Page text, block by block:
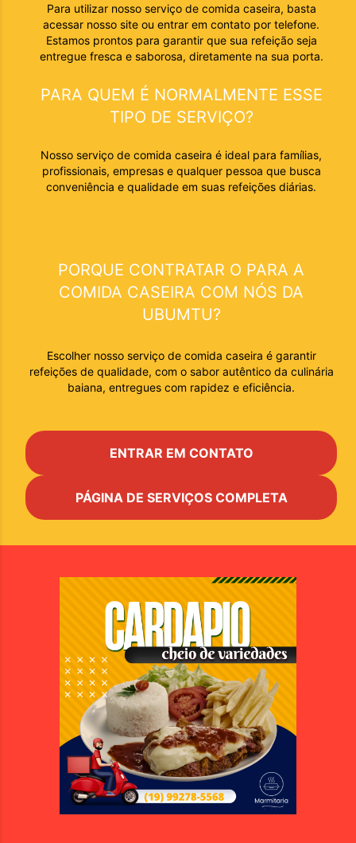
Para utilizar nosso serviço de comida caseira, basta
acessar nosso site ou entrar em contato por telefone.
Estamos prontos para garantir que sua refeição seja
entregue fresca e saborosa, diretamente na sua porta.
PARA QUEM É NORMALMENTE ESSE
TIPO DE SERVIÇO?
Nosso serviço de comida caseira é ideal para famílias,
profissionais, empresas e qualquer pessoa que busca
conveniência e qualidade em suas refeições diárias.
PORQUE CONTRATAR O PARA A
COMIDA CASEIRA COM NÓS DA
UBUMTU?
Escolher nosso serviço de comida caseira é garantir
refeições de qualidade, com o sabor autêntico da culinária
baiana, entregues com rapidez e eficiência.
ENTRAR EM CONTATO
PÁGINA DE SERVIÇOS COMPLETA